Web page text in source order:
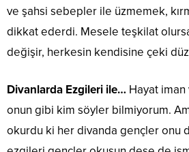
ve şahsi sebepler ile üzmemek,
dikkat ederdi. Mesele teşkilat
değişir, herkesin kendisine çeki
Divanlarda Ezgileri ile… Hayat
onun gibi kim söyler bilmiyorum.
okurdu ki her divanda gençler onu